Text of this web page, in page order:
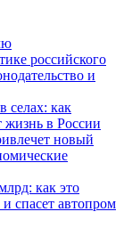
российского
и
селах: как
в России
новый
как это
спасет автопром